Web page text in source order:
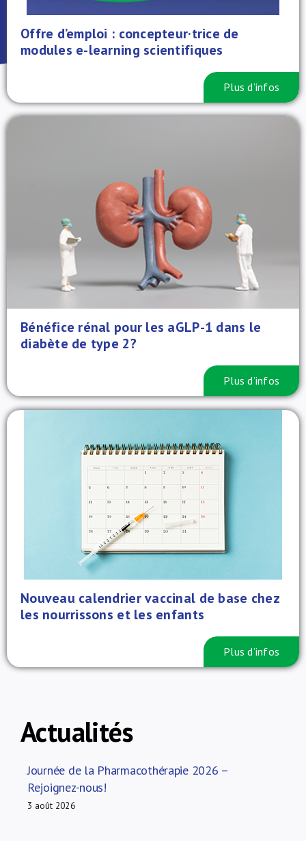
À propos de nous
Offre d’emploi : concepteur·trice de
modules e-learning scientifiques
Plus d’infos
Bénéfice rénal pour les aGLP-1 dans le
diabète de type 2?
Plus d’infos
Nouveau calendrier vaccinal de base chez
les nourrissons et les enfants
Plus d’infos
Actualités
Journée de la Pharmacothérapie 2026 –
Rejoignez-nous!
3 août 2026